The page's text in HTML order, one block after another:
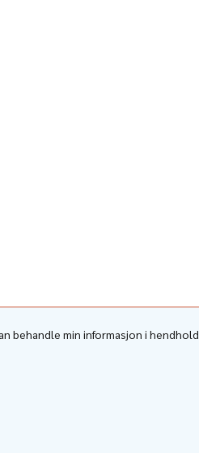
behandle min informasjon i